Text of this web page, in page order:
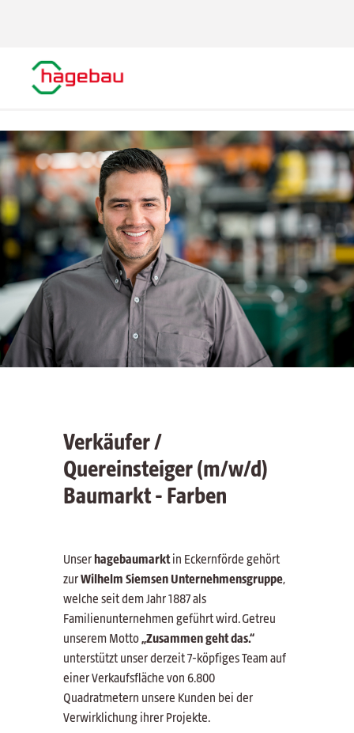
Verkäufer /
Quereinsteiger (m/w/d)
Baumarkt - Farben
Unserhagebaumarktin Eckernförde gehört
zurWilhelm Siemsen Unternehmensgruppe,
welche seit dem Jahr 1887 als
Familienunternehmen geführt wird. Getreu
unserem Motto„Zusammen geht das.“
unterstützt unser derzeit 7-köpfiges Team auf
einer Verkaufsfläche von 6.800
Quadratmetern unsere Kunden bei der
Verwirklichung ihrer Projekte.